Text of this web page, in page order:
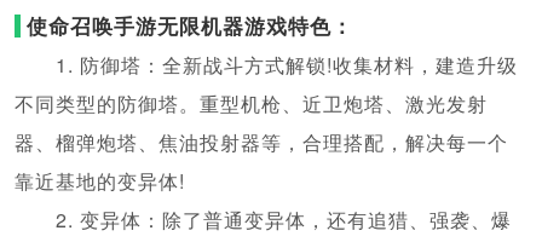
使命召唤手游无限机器游戏特色：
1. 防御塔：全新战斗方式解锁!收集材料，建造升级
不同类型的防御塔。重型机枪、近卫炮塔、激光发射
器、榴弹炮塔、焦油投射器等，合理搭配，解决每一个
靠近基地的变异体!
2. 变异体：除了普通变异体，还有追猎、强袭、爆